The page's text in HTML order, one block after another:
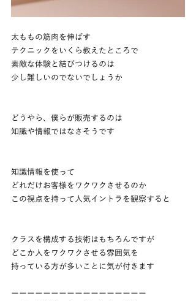
太ももの筋肉を伸ばす
テクニックをいくら教えたところで
素敵な体験と結びつけるのは
少し難しいのでないでしょうか
どうやら、僕らが販売するのは
知識や情報ではなさそうです
知識情報を使って
どれだけお客様をワクワクさせるのか
この視点を持って人気イントラを観察すると
クラスを構成する技術はもちろんですが
どこか人をワクワクさせる雰囲気を
持っている方が多いことに気が付きます
ーーーーーーーーーーーーーーーーー